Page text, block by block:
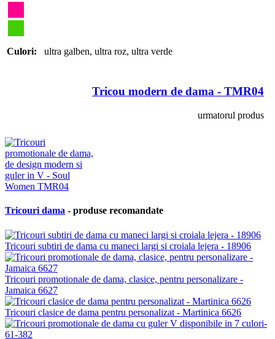
Culori: ultra galben, ultra roz, ultra verde
Tricou modern de dama - TMR04
urmatorul produs
Tricouri dama - produse recomandate
Tricouri subtiri de dama cu maneci largi si croiala lejera - 18906
Tricouri promotionale de dama, clasice, pentru personalizare -
Jamaica 6627
Tricouri clasice de dama pentru personalizat - Martinica 6626